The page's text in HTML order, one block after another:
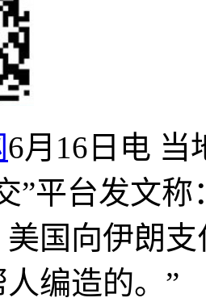
6月16日电 当
”平台发文
国向伊朗
编造的。”